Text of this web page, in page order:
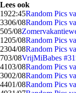
Lees ook
1922:45Random Pics
3306/08Random Pics
505/08
1205/08Random Pics
2304/08Random Pics
703/08VrijMiBabes
4103/08Random Pics
3002/08Random Pics
4401/08Random Pics